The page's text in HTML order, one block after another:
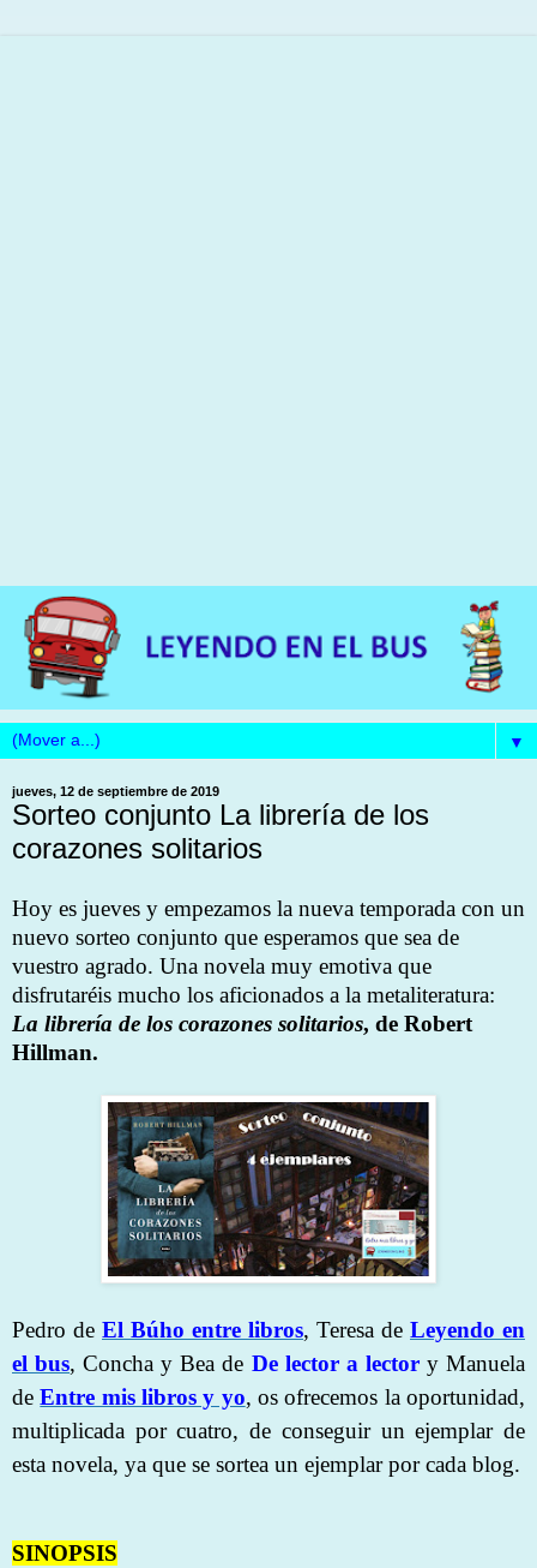
▼
jueves, 12 de septiembre de 2019
Sorteo conjunto La librería de los
corazones solitarios
Hoy es jueves y empezamos la nueva temporada con un
nuevo sorteo conjunto que esperamos que sea de
vuestro agrado. Una novela muy emotiva que
disfrutaréis mucho los aficionados a la metaliteratura:
La librería de los corazones solitarios, de Robert
Hillman.
Pedro de El Búho entre libros, Teresa de Leyendo en
el bus, Concha y Bea de De lector a lectory Manuela
deEntre mis libros y yo, os ofrecemos la oportunidad,
multiplicada por cuatro, de conseguir un ejemplar de
esta novela, ya que se sortea un ejemplar por cada blog.
SINOPSIS